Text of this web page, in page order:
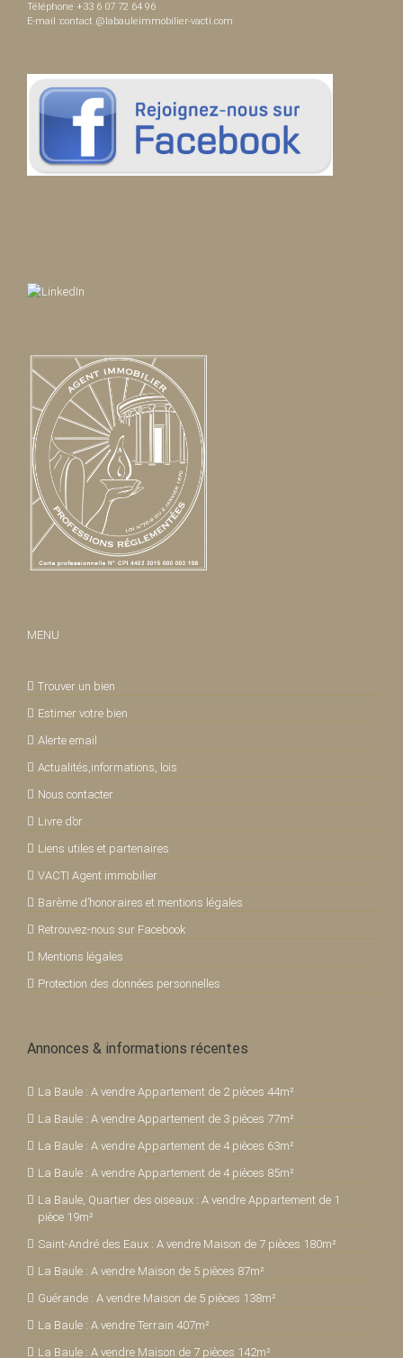
Téléphone +33 6 07 72 64 96
E-mail :contact @labauleimmobilier-vacti.com
MENU
Trouver un bien
Estimer votre bien
Alerte email
Actualités,informations, lois
Nous contacter
Livre d’or
Liens utiles et partenaires
VACTI Agent immobilier
Barème d’honoraires et mentions légales
Retrouvez-nous sur Facebook
Mentions légales
Protection des données personnelles
Annonces & informations récentes
La Baule : A vendre Appartement de 2 pièces 44m²
La Baule : A vendre Appartement de 3 pièces 77m²
La Baule : A vendre Appartement de 4 pièces 63m²
La Baule : A vendre Appartement de 4 pièces 85m²
La Baule, Quartier des oiseaux : A vendre Appartement de 1
pièce 19m²
Saint-André des Eaux : A vendre Maison de 7 pièces 180m²
La Baule : A vendre Maison de 5 pièces 87m²
Guérande : A vendre Maison de 5 pièces 138m²
La Baule : A vendre Terrain 407m²
La Baule : A vendre Maison de 7 pièces 142m²